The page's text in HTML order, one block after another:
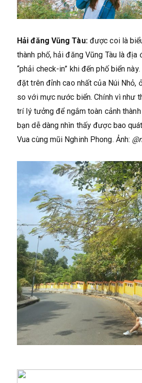
Hải đăng Vũng Tàu: được coi là
thành phố, hải đăng Vũng Tàu là địa
“phải check-in” khi đến phố biển
đặt trên đỉnh cao nhất của Núi Nhỏ,
so với mực nước biển. Chính vì như
trí lý tưởng để ngắm toàn cảnh
bạn dễ dàng nhìn thấy được bao
Vua cùng mũi Nghinh Phong. Ảnh: